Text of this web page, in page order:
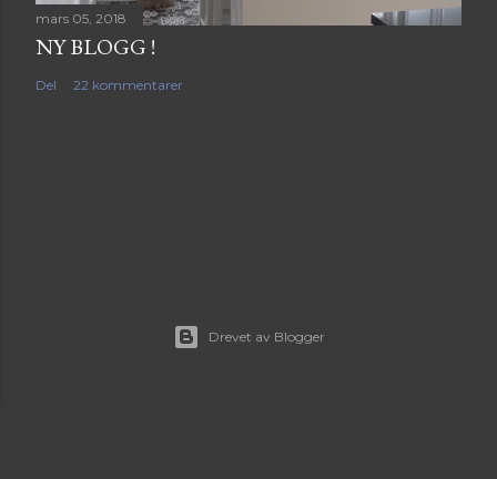
mars 05, 2018
NY BLOGG !
Del 22 kommentarer
Drevet av Blogger